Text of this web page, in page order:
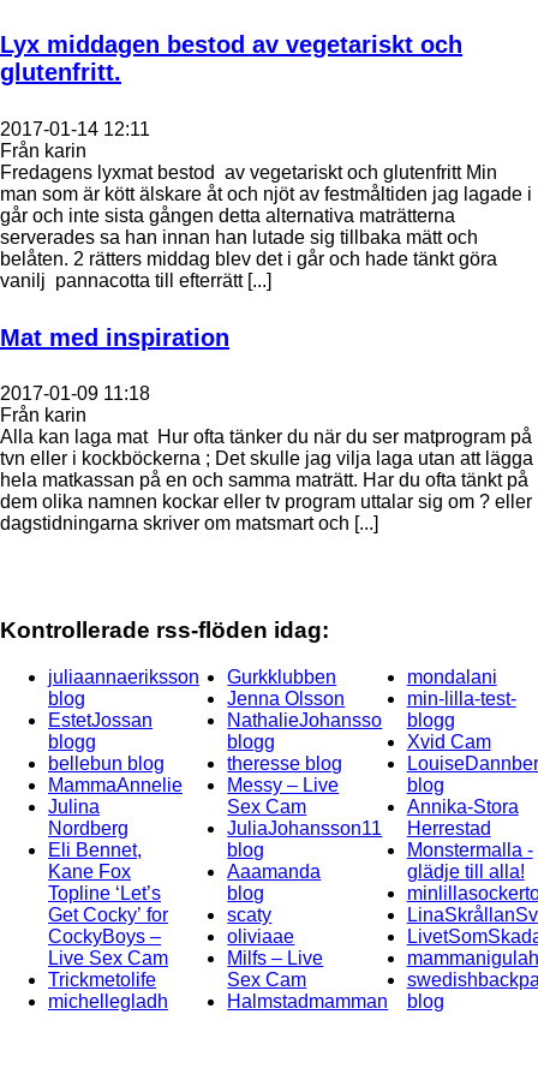
Lyx middagen bestod av vegetariskt och
glutenfritt.
2017-01-14 12:11
Från karin
Fredagens lyxmat bestod av vegetariskt och glutenfritt Min
man som är kött älskare åt och njöt av festmåltiden jag lagade i
går och inte sista gången detta alternativa maträtterna
serverades sa han innan han lutade sig tillbaka mätt och
belåten. 2 rätters middag blev det i går och hade tänkt göra
vanilj pannacotta till efterrätt [...]
Mat med inspiration
2017-01-09 11:18
Från karin
Alla kan laga mat Hur ofta tänker du när du ser matprogram på
tvn eller i kockböckerna ; Det skulle jag vilja laga utan att lägga
hela matkassan på en och samma maträtt. Har du ofta tänkt på
dem olika namnen kockar eller tv program uttalar sig om ? eller
dagstidningarna skriver om matsmart och [...]
Kontrollerade rss-flöden idag:
juliaannaeriksson
blog
EstetJossan
blogg
bellebun blog
MammaAnnelie
Julina
Nordberg
Eli Bennet,
Kane Fox
Topline ‘Let’s
Get Cocky’ for
CockyBoys –
Live Sex Cam
Trickmetolife
michellegladh
Gurkklubben
Jenna Olsson
NathalieJohansso
blogg
theresse blog
Messy – Live
Sex Cam
JuliaJohansson11
blog
Aaamanda
blog
scaty
oliviaae
Milfs – Live
Sex Cam
Halmstadmamman
mondalani
min-lilla-test-
blogg
Xvid Cam
blog
Annika-Stora
Herrestad
Monstermalla -
glädje till alla!
blog